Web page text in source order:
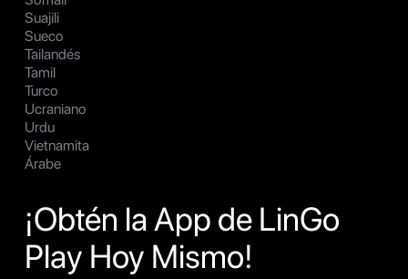
Suajili
Sueco
Tailandés
Tamil
Turco
Ucraniano
Urdu
Vietnamita
Árabe
¡Obtén la App de LinGo
Play Hoy Mismo!